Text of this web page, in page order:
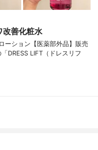
改善化粧水
ーション【医薬部外品】販売
DRESS LIFT（ドレスリフ